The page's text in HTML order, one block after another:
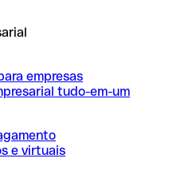
empresas
tudo-em-um
e virtuais